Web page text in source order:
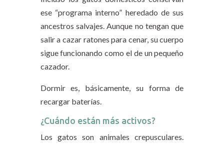
ese “programa interno” heredado de sus
ancestros salvajes. Aunque no tengan que
salir a cazar ratones para cenar, su cuerpo
sigue funcionando como el de un pequeño
cazador.
Dormir es, básicamente, su forma de
recargar baterías.
¿Cuándo están más activos?
Los gatos son animales crepusculares.